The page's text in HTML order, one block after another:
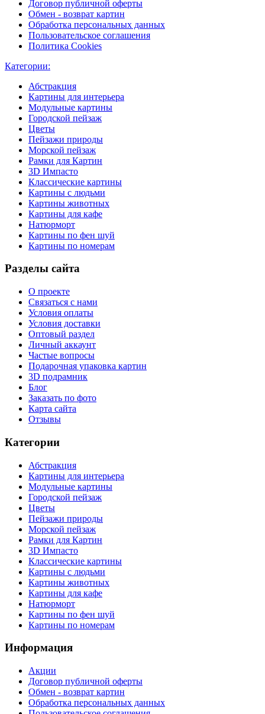
Договор публичной оферты
Обмен - возврат картин
Обработка персональных данных
Пользовательское соглашения
Политика Cookies
Категории:
Абстракция
Картины для интерьера
Модульные картины
Городской пейзаж
Цветы
Пейзажи природы
Морской пейзаж
Рамки для Картин
3D Импасто
Классические картины
Картины с людьми
Картины животных
Картины для кафе
Натюрморт
Картины по фен шуй
Картины по номерам
Разделы сайта
О проекте
Связаться с нами
Условия оплаты
Условия доставки
Оптовый раздел
Личный аккаунт
Частые вопросы
Подарочная упаковка картин
3D подрамник
Блог
Заказать по фото
Карта сайта
Отзывы
Категории
Абстракция
Картины для интерьера
Модульные картины
Городской пейзаж
Цветы
Пейзажи природы
Морской пейзаж
Рамки для Картин
3D Импасто
Классические картины
Картины с людьми
Картины животных
Картины для кафе
Натюрморт
Картины по фен шуй
Картины по номерам
Информация
Акции
Договор публичной оферты
Обмен - возврат картин
Обработка персональных данных